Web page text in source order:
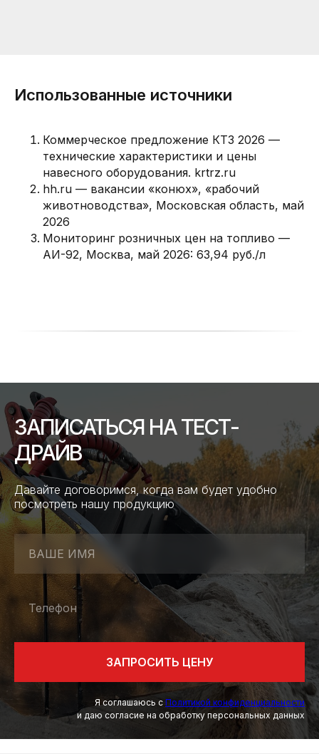
Использованные источники
Коммерческое предложение КТЗ 2026 —
технические характеристики и цены
навесного оборудования. krtrz.ru
hh.ru — вакансии «конюх», «рабочий
животноводства», Московская область, май
2026
Мониторинг розничных цен на топливо —
АИ-92, Москва, май 2026: 63,94 руб./л
ЗАПИСАТЬСЯ НА ТЕСТ-
ДРАЙВ
Давайте договоримся, когда вам будет удобно
посмотреть нашу продукцию
ВАШЕ ИМЯ
Телефон
ЗАПРОСИТЬ ЦЕНУ
Я соглашаюсь с Политикой конфиденциальности
и даю согласие на обработку персональных данных